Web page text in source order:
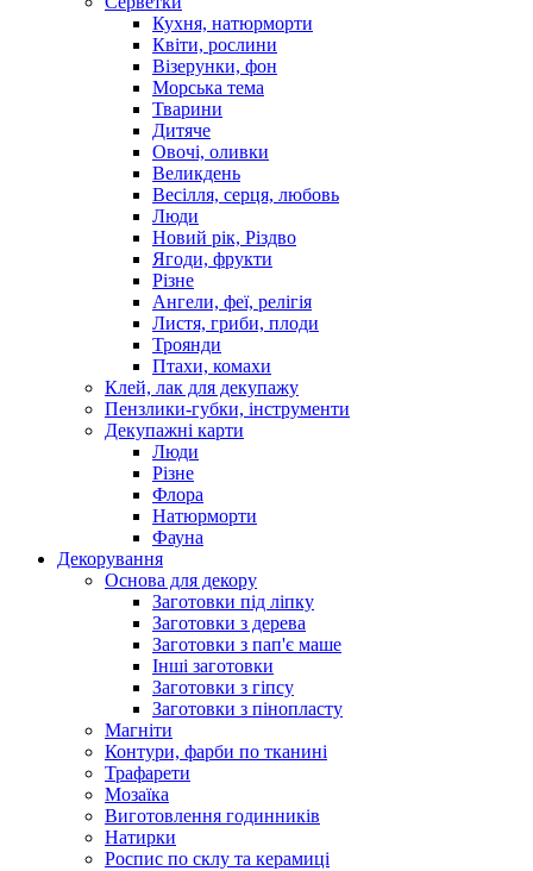
Кухня, натюрморти
Квіти, рослини
Візерунки, фон
Морська тема
Тварини
Дитяче
Овочі, оливки
Великдень
Весілля, серця, любовь
Люди
Новий рік, Різдво
Ягоди, фрукти
Різне
Ангели, феї, релігія
Листя, гриби, плоди
Троянди
Птахи, комахи
Клей, лак для декупажу
Пензлики-губки, інструменти
Декупажні карти
Люди
Різне
Флора
Натюрморти
Фауна
Декорування
Основа для декору
Заготовки під ліпку
Заготовки з дерева
Заготовки з пап'є маше
Інші заготовки
Заготовки з гіпсу
Заготовки з пінопласту
Магніти
Контури, фарби по тканині
Трафарети
Мозаїка
Виготовлення годинників
Натирки
Роспис по склу та керамиці